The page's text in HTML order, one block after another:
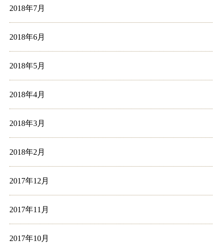
2018年7月
2018年6月
2018年5月
2018年4月
2018年3月
2018年2月
2017年12月
2017年11月
2017年10月